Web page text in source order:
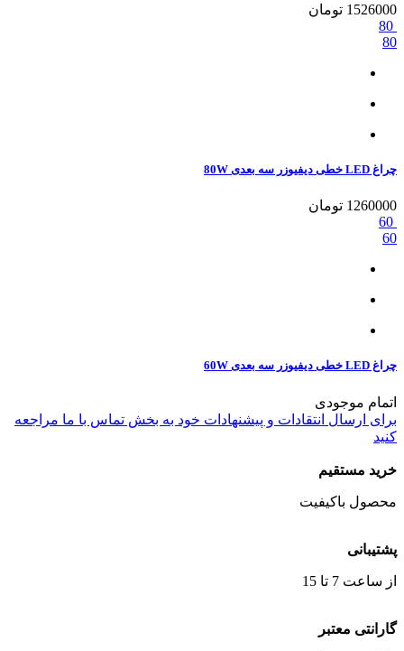
1526000 تومان
80
80
چراغ LED خطی دیفیوزر سه بعدی 80W
1260000 تومان
60
60
چراغ LED خطی دیفیوزر سه بعدی 60W
اتمام موجودی
برای ارسال انتقادات و پیشنهادات خود به بخش تماس با ما مراجعه
کنید
خرید مستقیم
محصول باکیفیت
پشتیبانی
از ساعت 7 تا 15
گارانتی معتبر